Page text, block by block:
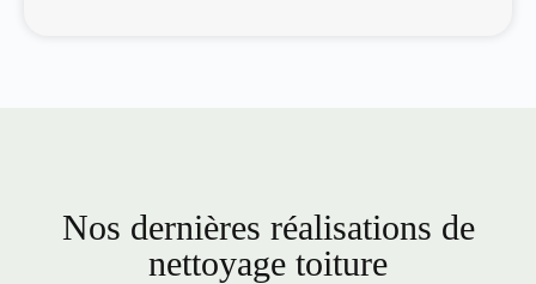
Nos dernières réalisations de
nettoyage toiture